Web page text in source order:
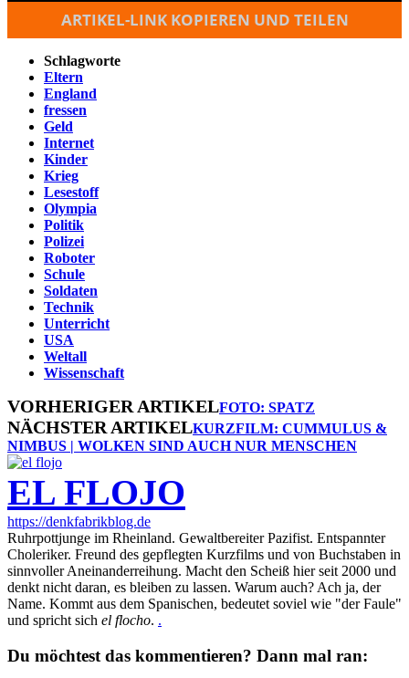
ARTIKEL-LINK KOPIEREN UND TEILEN
Schlagworte
Eltern
England
fressen
Geld
Internet
Kinder
Krieg
Lesestoff
Olympia
Politik
Polizei
Roboter
Schule
Soldaten
Technik
Unterricht
USA
Weltall
Wissenschaft
VORHERIGER ARTIKELFOTO: SPATZ
NÄCHSTER ARTIKELKURZFILM: CUMMULUS &
NIMBUS | WOLKEN SIND AUCH NUR MENSCHEN
EL FLOJO
https://denkfabrikblog.de
Ruhrpottjunge im Rheinland. Gewaltbereiter Pazifist. Entspannter
Choleriker. Freund des gepflegten Kurzfilms und von Buchstaben in
sinnvoller Aneinanderreihung. Macht den Scheiß hier seit 2000 und
denkt nicht daran, es bleiben zu lassen. Warum auch? Ach ja, der
Name. Kommt aus dem Spanischen, bedeutet soviel wie "der Faule"
und spricht sich el flocho. .
Du möchtest das kommentieren? Dann mal ran: